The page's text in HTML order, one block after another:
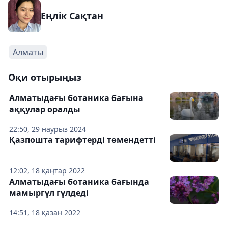
Еңлік Сақтан
Алматы
Оқи отырыңыз
22:50, 29 наурыз 2024
Алматыдағы ботаника бағына
аққулар оралды
12:02, 18 қаңтар 2022
Қазпошта тарифтерді төмендетті
14:51, 18 қазан 2022
Алматыдағы ботаника бағында
мамыргүл гүлдеді